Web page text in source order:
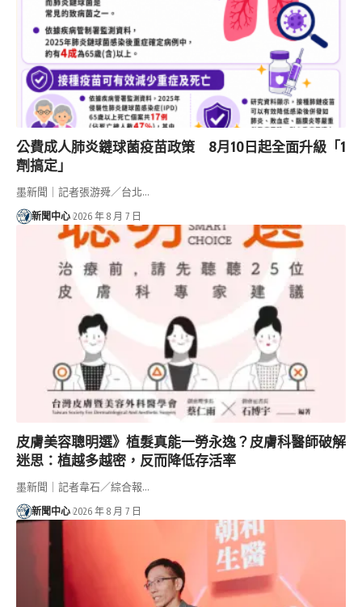
公費成人肺炎鏈球菌疫苗政策 8月10日起全面升級「1
劑搞定」
墨新聞｜記者張游舜／台北…
新聞中心 2026 年 8 月 7 日
皮膚美容聰明選》植髮真能一勞永逸？皮膚科醫師破解
迷思：植越多越密，反而降低存活率
墨新聞｜記者韋石／綜合報…
新聞中心 2026 年 8 月 7 日